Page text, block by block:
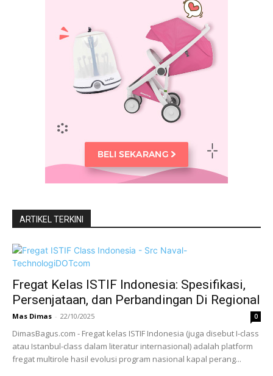
ARTIKEL TERKINI
Fregat Kelas ISTIF Indonesia: Spesifikasi,
Persenjataan, dan Perbandingan Di Regional
Mas Dimas - 22/10/2025 0
DimasBagus.com - Fregat kelas ISTIF Indonesia (juga disebut I-class
atau Istanbul-class dalam literatur internasional) adalah platform
fregat multirole hasil evolusi program nasional kapal perang...